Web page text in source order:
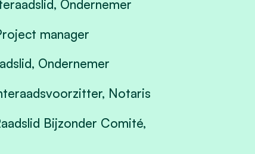
Ondernemer
manager
Ondernemer
Notaris
Bijzonder Comité,